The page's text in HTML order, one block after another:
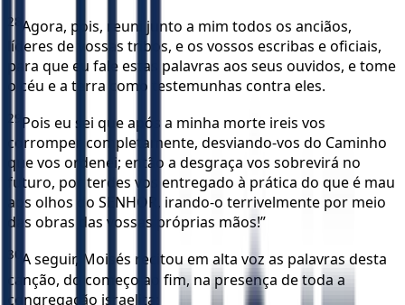
28 Agora, pois, reuni junto a mim todos os anciãos,
líderes de vossas tribos, e os vossos escribas e oficiais,
para que eu fale estas palavras aos seus ouvidos, e tome
o céu e a terra como testemunhas contra eles.
29 Pois eu sei que após a minha morte ireis vos
corromper completamente, desviando-vos do Caminho
que vos ordenei; então a desgraça vos sobrevirá no
futuro, por terdes vos entregado à prática do que é mau
aos olhos do SENHOR, irando-o terrivelmente por meio
das obras das vossas próprias mãos!”
30 A seguir, Moisés recitou em alta voz as palavras desta
canção, do começo ao fim, na presença de toda a
congregação israelita: